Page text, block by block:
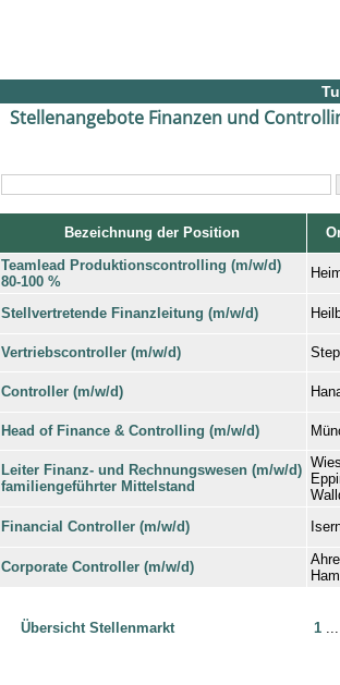
Stellenangebote Finanzen und
Bezeichnung der Position
Teamlead Produktionscontrolling (m/w/d)
80-100 %
Stellvertretende Finanzleitung (m/w/d)
Vertriebscontroller (m/w/d)
Controller (m/w/d)
Head of Finance & Controlling (m/w/d)
Leiter Finanz- und Rechnungswesen (m/w/d)
familiengeführter Mittelstand
Financial Controller (m/w/d)
Corporate Controller (m/w/d)
Übersicht Stellenmarkt
1